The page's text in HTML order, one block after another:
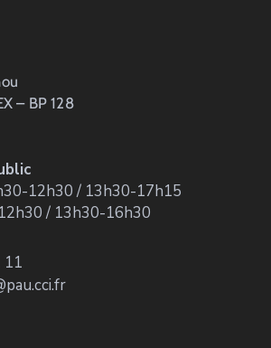
– BP 128
12h30 / 13h30-17h15
/ 13h30-16h30
11